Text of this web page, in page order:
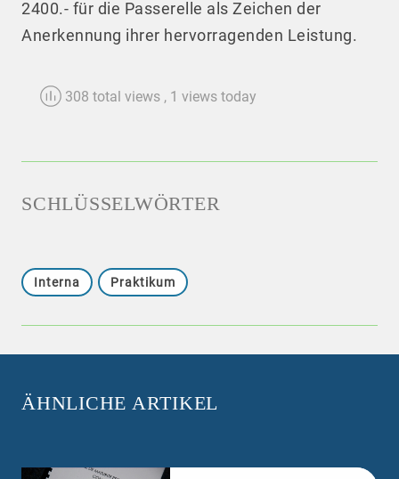
2400.- für die Passerelle als Zeichen der
Anerkennung ihrer hervorragenden Leistung.
308 total views , 1 views today
SCHLÜSSELWÖRTER
Interna Praktikum
ÄHNLICHE ARTIKEL